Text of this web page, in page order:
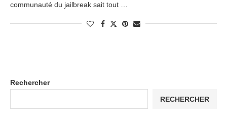
communauté du jailbreak sait tout …
Rechercher
RECHERCHER